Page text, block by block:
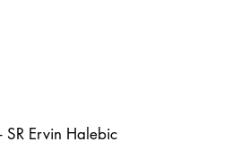
Ervin Halebic